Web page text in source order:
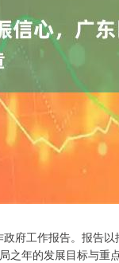
府工作报告。报告
之年的发展目标与重